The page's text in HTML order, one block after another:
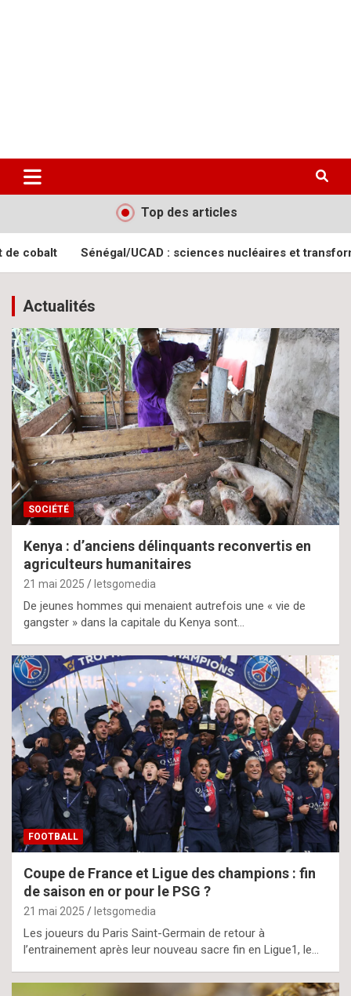
Top des articles
Sénégal/UCAD : sciences nucléaires et transformation
Actualités
SOCIÉTÉ
Kenya : d’anciens délinquants reconvertis en
agriculteurs humanitaires
21 mai 2025 letsgomedia
De jeunes hommes qui menaient autrefois une « vie de
gangster » dans la capitale du Kenya sont…
FOOTBALL
Coupe de France et Ligue des champions : fin
de saison en or pour le PSG ?
21 mai 2025 letsgomedia
Les joueurs du Paris Saint-Germain de retour à
l’entrainement après leur nouveau sacre fin en Ligue1, le…